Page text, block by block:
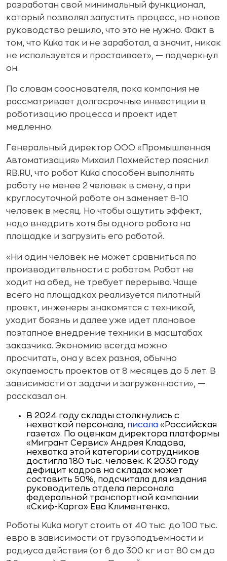
разработан свой минимальный функционал,
который позволял запустить процесс, но новое
руководство решило, что это не нужно. Факт в
том, что Kuka так и не заработал, а значит, никак
не используется и простаивает», — подчеркнул
он.
По словам сооснователя, пока компания не
рассматривает долгосрочные инвестиции в
роботизацию процесса и проект идет
медленно.
Генеральный директор ООО «Промышленная
Автоматизация» Михаил Пахмейстер пояснил
RB.RU, что робот Kuka способен выполнять
работу не менее 2 человек в смену, а при
круглосуточной работе он заменяет 6-10
человек в месяц. Но чтобы ощутить эффект,
надо внедрить хотя бы одного робота на
площадке и загрузить его работой.
«Ни один человек не может сравниться по
производительности с роботом. Робот не
ходит на обед, не требует перерыва. Чаще
всего на площадках реализуется пилотный
проект, инженеры знакомятся с техникой,
уходит боязнь и далее уже идет плановое
поэтапное внедрение техники в масштабах
заказчика. Экономию всегда можно
просчитать, она у всех разная, обычно
окупаемость проектов от 8 месяцев до 5 лет. В
зависимости от задачи и загруженности», —
рассказал он.
В 2024 году склады столкнулись с
нехваткой персонала, писала «Российская
газета». По оценкам директора платформы
«Мигрант Сервис» Андрея Кладова,
нехватка этой категории сотрудников
достигла 180 тыс. человек. К 2030 году
дефицит кадров на складах может
составить 50%, подсчитала для издания
руководитель отдела персонала
федеральной транспортной компании
«Скиф-Карго» Ева Климентенко.
Роботы Kuka могут стоить от 40 тыс. до 100 тыс.
евро в зависимости от грузоподъемности и
радиуса действия (от 6 до 300 кг и от 80 см до